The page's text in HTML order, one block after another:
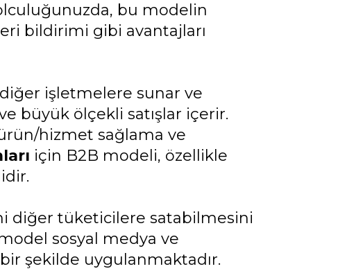
bu modelin
bildirimi gibi avantajları
işletmelere sunar ve
büyük ölçekli satışlar içerir.
hizmet sağlama ve
için B2B modeli, özellikle
diğer tüketicilere satabilmesini
sosyal medya ve
bir şekilde uygulanmaktadır.